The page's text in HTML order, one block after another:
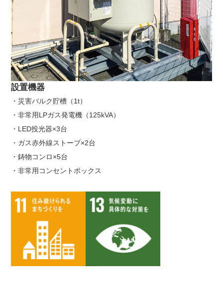
設置機器
・災害バルク貯槽（1t）
・非常用LPガス発電機（125kVA）
・LED投光器×3台
・ガス赤外線ストーブ×2台
・鋳物コンロ×5台
・非常用コンセントボックス